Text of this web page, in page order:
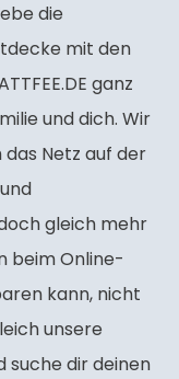
die
mit den
ganz
und dich. Wir
Netz auf der
gleich mehr
beim Online-
kann, nicht
unsere
suche dir deinen